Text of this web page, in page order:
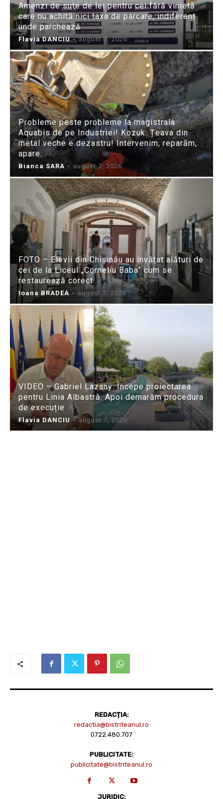
Amenzi de sute de lei pentru cei fără vinietă
care nu achită nici taxa de parcare, indiferent
unde parchează
Flavia DANCIU - august 7, 2026
Probleme peste probleme la magistrala
Aquabis de pe Industriei! Kozuk: Țeava din
metal veche e dezastru! Intervenim, reparăm,
apare...
Bianca SARA - august 7, 2026
FOTO – Elevii din Chișinău au învățat alături de
cei de la Liceul „Corneliu Baba” cum se
restaurează corect...
Ioana BRADEA - august 7, 2026
VIDEO – Gabriel Lazany: Începe proiectarea
pentru Linia Albastră. Apoi demarăm procedura
de execuție
Flavia DANCIU - august 7, 2026
REDACȚIA:
redactia@bistriteanul.ro
0722.480.707
PUBLICITATE:
publicitate@bistriteanul.ro
JURIDIC: